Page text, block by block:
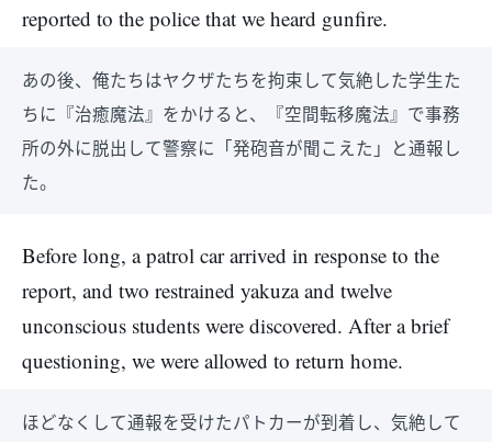
reported to the police that we heard gunfire.
あの後、俺たちはヤクザたちを拘束して気絶した学生た
ちに『治癒魔法』をかけると、『空間転移魔法』で事務
所の外に脱出して警察に「発砲音が聞こえた」と通報し
た。
Before long, a patrol car arrived in response to the
report, and two restrained yakuza and twelve
unconscious students were discovered. After a brief
questioning, we were allowed to return home.
ほどなくして通報を受けたパトカーが到着し、気絶して